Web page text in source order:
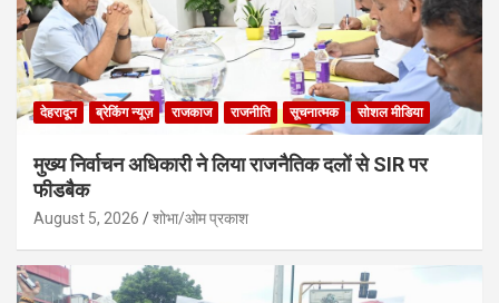
देहरादून ब्रेकिंग न्यूज़ राजकाज राजनीति सूचनात्मक सोशल मीडिया
मुख्य निर्वाचन अधिकारी ने लिया राजनैतिक दलों से SIR पर
फीडबैक
August 5, 2026 शोभा/ओम प्रकाश